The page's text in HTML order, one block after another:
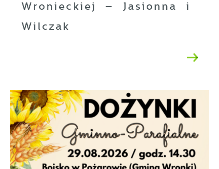
Wronieckiej – Jasionna i
Wilczak